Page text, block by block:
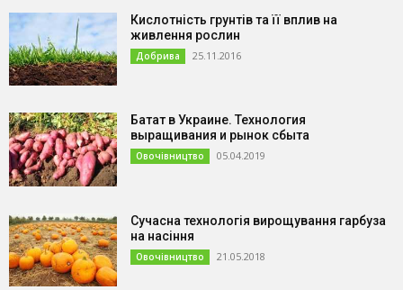
Кислотність грунтів та її вплив на
живлення рослин
Добрива 25.11.2016
Батат в Украине. Технология
выращивания и рынок сбыта
Овочівництво 05.04.2019
Сучасна технологія вирощування гарбуза
на насіння
Овочівництво 21.05.2018